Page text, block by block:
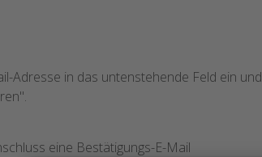
eine Bestätigungs-E-Mail
Adresse in das untenstehende Feld ein und